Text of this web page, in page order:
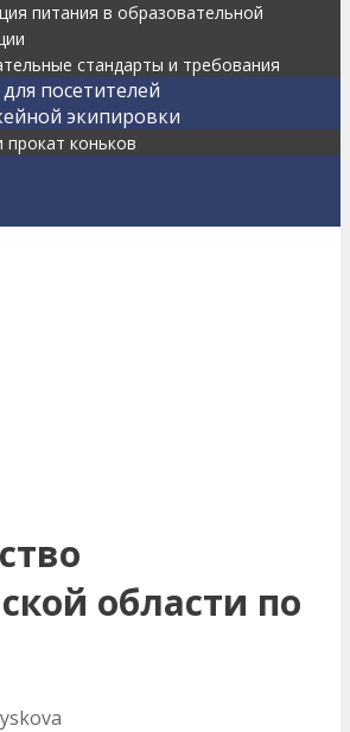
питания в образовательной
стандарты и требования
посетителей
экипировки
прокат коньков
области по